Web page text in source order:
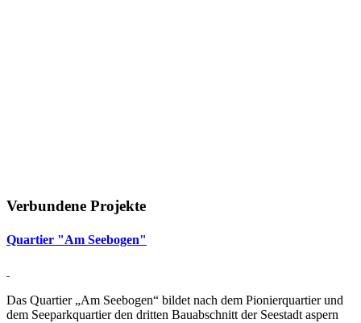
Verbundene Projekte
Quar­tier "Am See­bogen"
Das Quartier „Am Seebogen“ bildet nach dem Pionierquartier und
dem Seeparkquartier den dritten Bauabschnitt der Seestadt aspern